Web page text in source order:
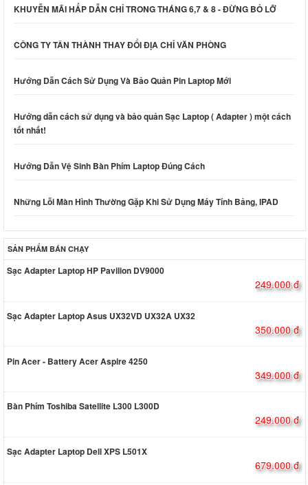
KHUYỄN MÃI HẤP DẪN CHỈ TRONG THÁNG 6,7 & 8 - ĐỪNG BỎ LỠ
CÔNG TY TÂN THÀNH THAY ĐỔI ĐỊA CHỈ VĂN PHÒNG
Hướng Dẫn Cách Sử Dụng Và Bảo Quản Pin Laptop Mới
Hướng dẫn cách sử dụng và bảo quản Sạc Laptop ( Adapter ) một cách
tốt nhất!
Hướng Dẫn Vệ Sinh Bàn Phím Laptop Đúng Cách
Những Lỗi Màn Hình Thường Gặp Khi Sử Dụng Máy Tính Bảng, IPAD
SẢN PHẨM BÁN CHẠY
Sạc Adapter Laptop HP Pavilion DV9000
249.000 đ
Sạc Adapter Laptop Asus UX32VD UX32A UX32
350.000 đ
Pin Acer - Battery Acer Aspire 4250
349.000 đ
Bàn Phím Toshiba Satellite L300 L300D
249.000 đ
Sạc Adapter Laptop Dell XPS L501X
679.000 đ